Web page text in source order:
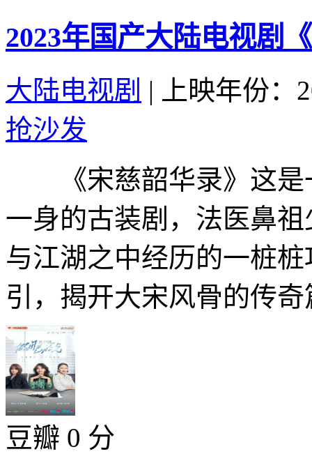
2023年国产大陆电视剧
大陆电视剧 |
上映年份：
抢沙发
《宋慈韶华录》这是
一身的古装剧，法医鼻
与江湖之中经历的一桩
引，揭开大宋风骨的传
豆瓣 0 分